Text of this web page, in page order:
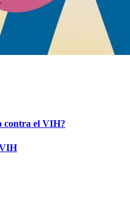
contra el VIH?